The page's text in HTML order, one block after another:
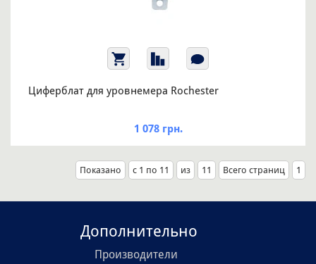
Циферблат для уровнемера Rochester
1 078 грн.
Показано с 1 по 11 из 11 Всего страниц 1
Дополнительно
Производители